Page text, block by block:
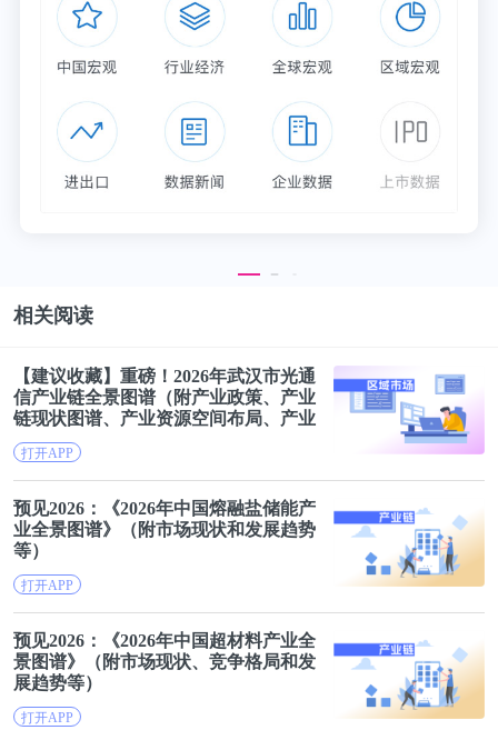
营收占比高达99.95%。
3、焦炭行业-焦炭生产企业业务业绩对比
从八家焦炭生产企业业绩情况来看，陕西黑猫、
开滦
股份
与美锦能源焦炭业务收入较高，2025H1美锦能
源焦炭业务收入为80.35亿元；目前来看，中国焦炭
行业企业毛利水平较低，陕西黑猫毛利率低
至-18.14%；从产销情况来看，美锦能源和陕西黑猫
焦炭产品产销量较高，均超过600万吨。
相关阅读
【建议收藏】重磅！2026年武汉市光通
信产业链全景图谱（附产业政策、产业
链现状图谱、产业资源空间布局、产业
链发展规划）
打开APP
预见2026：《2026年中国熔融盐储能产
业全景图谱》（附市场现状和发展趋势
等）
打开APP
预见2026：《2026年中国超材料产业全
景图谱》（附市场现状、竞争格局和发
展趋势等）
打开APP